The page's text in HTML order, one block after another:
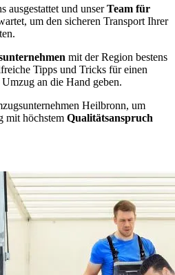
ausgestattet und unserTeam für
um den sicheren Transport Ihrer
mit der Region bestens
Tipps und Tricks für einen
an die Hand geben.
Heilbronn, um
mit höchstem Qualitätsanspruch